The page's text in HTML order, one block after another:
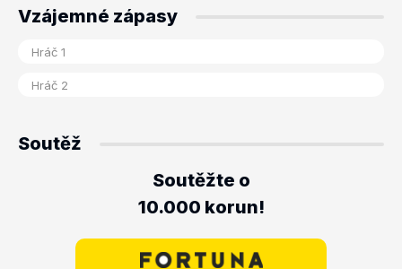
Vzájemné zápasy
Soutěž
Soutěžte o
10.000 korun!